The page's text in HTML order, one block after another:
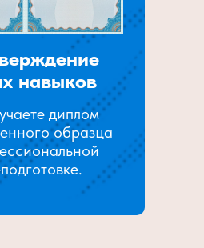
навыков
диплом
образца